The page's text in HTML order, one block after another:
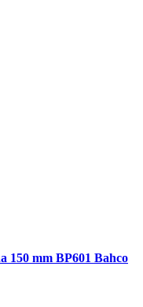
150 mm BP601 Bahco